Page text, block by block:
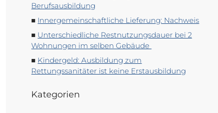
Berufsausbildung
Innergemeinschaftliche Lieferung: Nachweis
Unterschiedliche Restnutzungsdauer bei 2
Wohnungen im selben Gebäude
Kindergeld: Ausbildung zum
Rettungssanitäter ist keine Erstausbildung
Kategorien